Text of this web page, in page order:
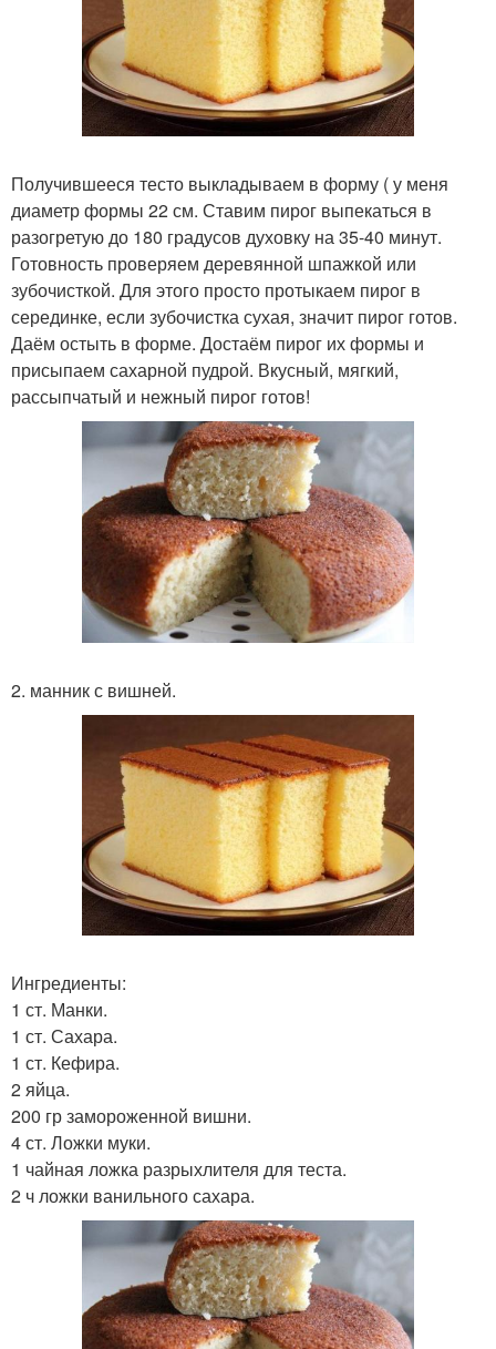
Получившееся тесто выкладываем в форму ( у меня
диаметр формы 22 см. Ставим пирог выпекаться в
разогретую до 180 градусов духовку на 35-40 минут.
Готовность проверяем деревянной шпажкой или
зубочисткой. Для этого просто протыкаем пирог в
серединке, если зубочистка сухая, значит пирог готов.
Даём остыть в форме. Достаём пирог их формы и
присыпаем сахарной пудрой. Вкусный, мягкий,
рассыпчатый и нежный пирог готов!
2. манник с вишней.
Ингредиенты:
1 ст. Манки.
1 ст. Сахара.
1 ст. Кефира.
2 яйца.
200 гр замороженной вишни.
4 ст. Ложки муки.
1 чайная ложка разрыхлителя для теста.
2 ч ложки ванильного сахара.